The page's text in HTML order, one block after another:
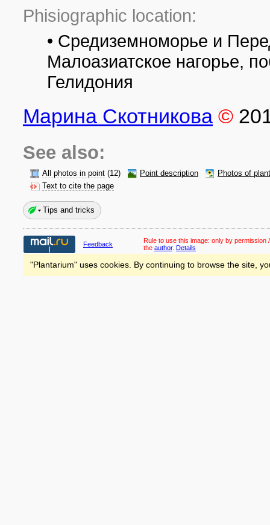
Phisiographic location:
• Средиземноморье и
Малоазиатское нагорье,
Гелидония
Марина Скотникова ©
See also:
All photos in point (12) Point description
Photos of
Text to cite the page
Tips and tricks
Feedback Rule to use this image: only by permission
the author. Details
"Plantarium" uses cookies. By continuing to browse the site,